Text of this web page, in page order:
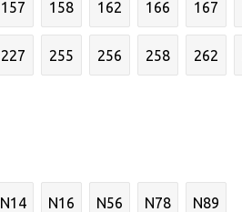
157 158 162 166 167
227 255 256 258 262
N14 N16 N56 N78 N89